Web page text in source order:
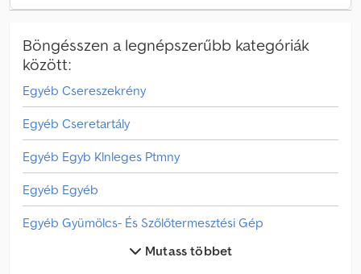
Böngésszen a legnépszerűbb kategóriák
között:
Egyéb Csereszekrény
Egyéb Cseretartály
Egyéb Egyb Klnleges Ptmny
Egyéb Egyéb
Egyéb Gyümölcs- És Szőlőtermesztési Gép
Egyéb Könnyu Szállító Mutass többet